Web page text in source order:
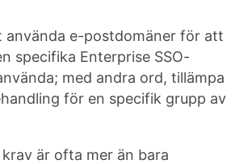
använda e-postdomäner för att
specifika Enterprise SSO-
med andra ord, tillämpa
för en specifik grupp av
är ofta mer än bara